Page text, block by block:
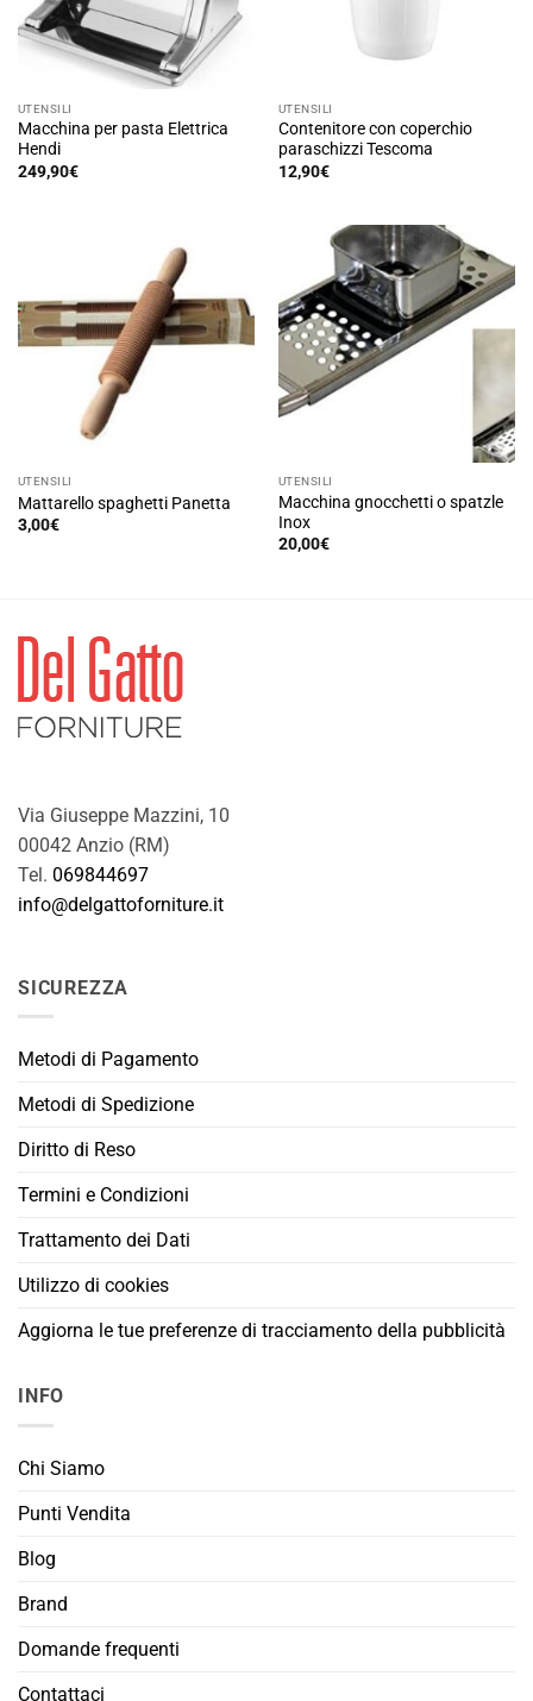
UTENSILI
Macchina per pasta Elettrica
Hendi
249,90€
UTENSILI
Contenitore con coperchio
paraschizzi Tescoma
12,90€
UTENSILI
Mattarello spaghetti Panetta
3,00€
UTENSILI
Macchina gnocchetti o spatzle
Inox
20,00€
Via Giuseppe Mazzini, 10
00042 Anzio (RM)
Tel. 069844697
info@delgattoforniture.it
SICUREZZA
Metodi di Pagamento
Metodi di Spedizione
Diritto di Reso
Termini e Condizioni
Trattamento dei Dati
Utilizzo di cookies
Aggiorna le tue preferenze di tracciamento della pubblicità
INFO
Chi Siamo
Punti Vendita
Blog
Brand
Domande frequenti
Contattaci